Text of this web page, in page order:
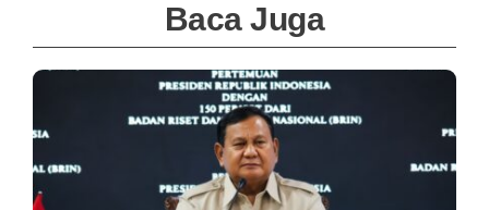
Baca Juga